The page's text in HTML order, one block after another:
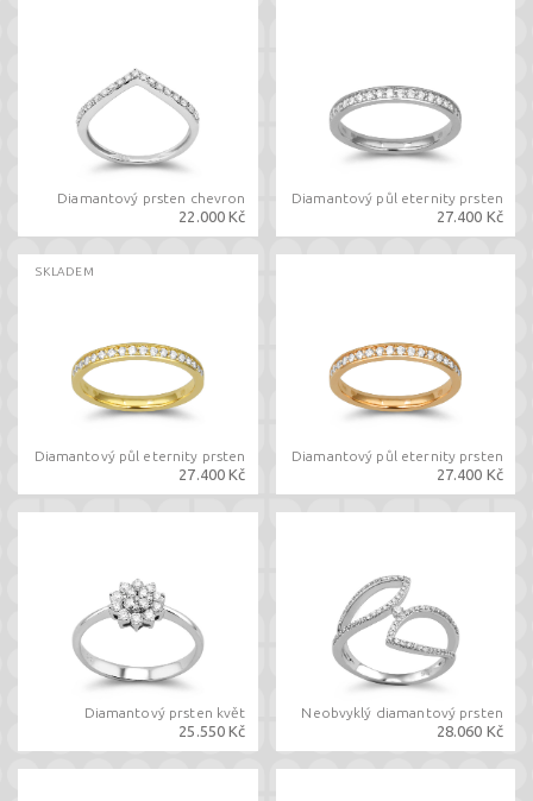
Diamantový prsten chevron
22.000 Kč
Diamantový půl eternity prsten
27.400 Kč
SKLADEM
Diamantový půl eternity prsten
27.400 Kč
Diamantový půl eternity prsten
27.400 Kč
Diamantový prsten květ
25.550 Kč
Neobvyklý diamantový prsten
28.060 Kč